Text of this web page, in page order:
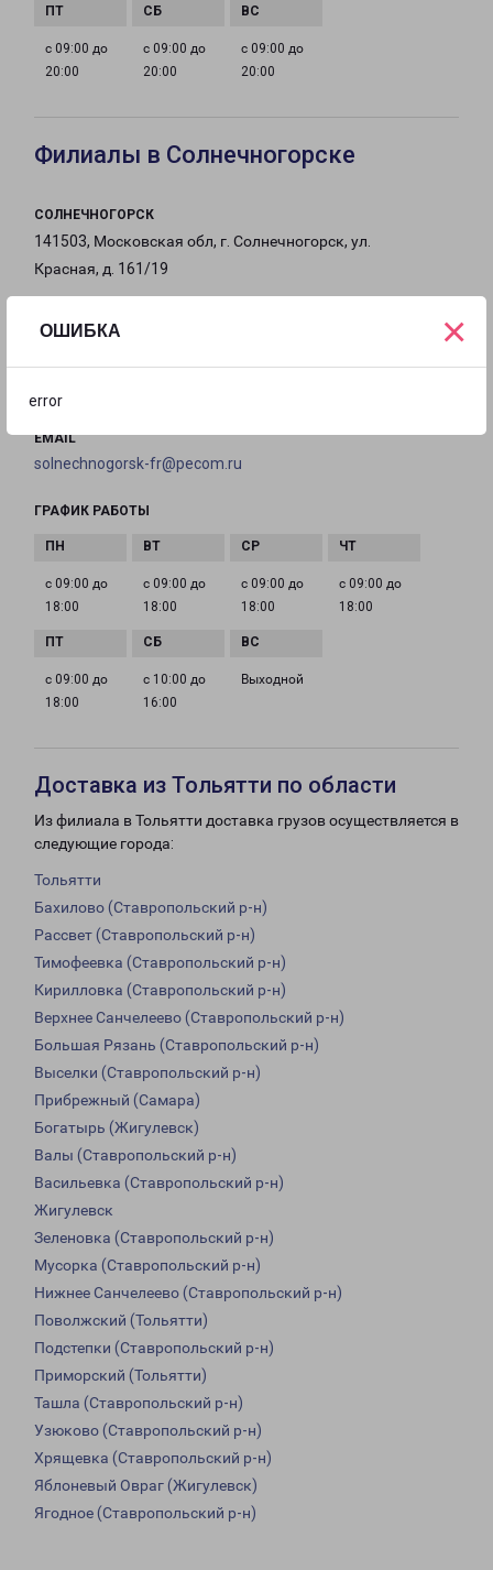
ОШИБКА
error
×
с 09:00 до
20:00
с 09:00 до
20:00
с 09:00 до
20:00
Филиалы в Солнечногорске
СОЛНЕЧНОГОРСК
141503, Московская обл, г. Солнечногорск, ул.
Красная, д. 161/19
ТЕЛЕФОН
EMAIL
solnechnogorsk-fr@pecom.ru
ГРАФИК РАБОТЫ
с 09:00 до
18:00
с 09:00 до
18:00
с 09:00 до
18:00
с 09:00 до
18:00
с 09:00 до
18:00
с 10:00 до
16:00
Выходной
Доставка из Тольятти по области
Из филиала в Тольятти доставка грузов осуществляется в
следующие города:
Тольятти
Бахилово (Ставропольский р-н)
Рассвет (Ставропольский р-н)
Тимофеевка (Ставропольский р-н)
Кирилловка (Ставропольский р-н)
Верхнее Санчелеево (Ставропольский р-н)
Большая Рязань (Ставропольский р-н)
Выселки (Ставропольский р-н)
Прибрежный (Самара)
Богатырь (Жигулевск)
Валы (Ставропольский р-н)
Васильевка (Ставропольский р-н)
Жигулевск
Зеленовка (Ставропольский р-н)
Мусорка (Ставропольский р-н)
Нижнее Санчелеево (Ставропольский р-н)
Поволжский (Тольятти)
Подстепки (Ставропольский р-н)
Приморский (Тольятти)
Ташла (Ставропольский р-н)
Узюково (Ставропольский р-н)
Хрящевка (Ставропольский р-н)
Яблоневый Овраг (Жигулевск)
Ягодное (Ставропольский р-н)